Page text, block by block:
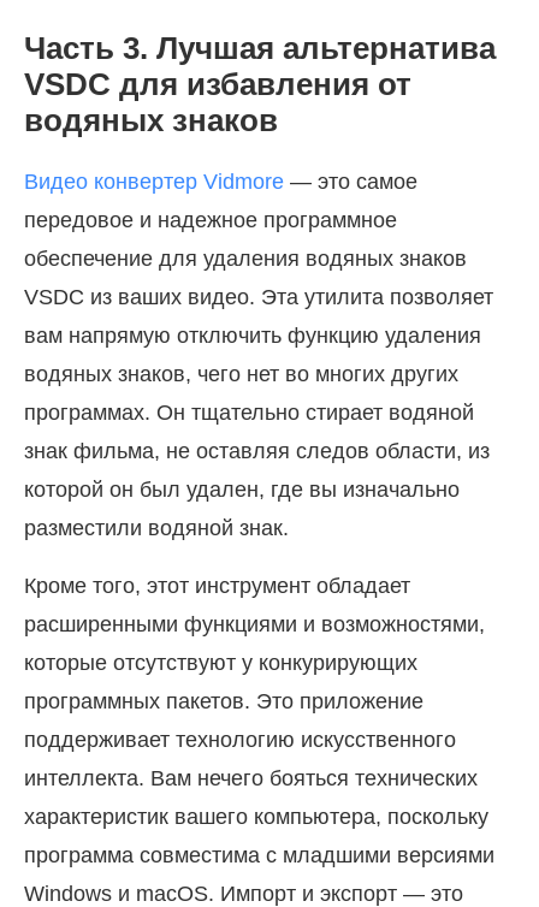
Часть 3. Лучшая альтернатива
VSDC для избавления от
водяных знаков
Видео конвертер Vidmore — это самое
передовое и надежное программное
обеспечение для удаления водяных знаков
VSDC из ваших видео. Эта утилита позволяет
вам напрямую отключить функцию удаления
водяных знаков, чего нет во многих других
программах. Он тщательно стирает водяной
знак фильма, не оставляя следов области, из
которой он был удален, где вы изначально
разместили водяной знак.
Кроме того, этот инструмент обладает
расширенными функциями и возможностями,
которые отсутствуют у конкурирующих
программных пакетов. Это приложение
поддерживает технологию искусственного
интеллекта. Вам нечего бояться технических
характеристик вашего компьютера, поскольку
программа совместима с младшими версиями
Windows и macOS. Импорт и экспорт — это